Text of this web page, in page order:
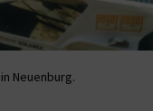
Neuenburg.